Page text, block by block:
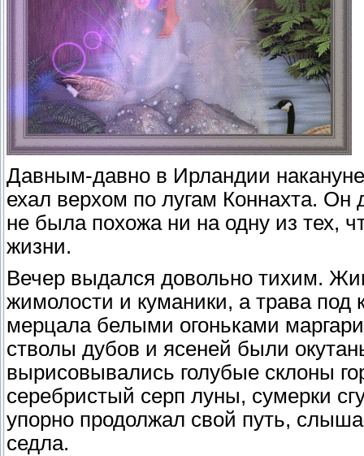
Давным-давно в Ирландии
ехал верхом по лугам Коннахта. Он
не была похожа ни на одну из тех,
жизни.
Вечер выдался довольно тихим.
жимолости и куманики, а трава под
мерцала белыми огоньками
стволы дубов и ясеней были
вырисовывались голубые склоны
серебристый серп луны, сумерки
упорно продолжал свой путь,
седла.